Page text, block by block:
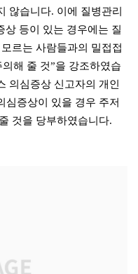
않습니다. 이에 질병관리
상 등이 있는 경우에는 질
르는 사람들과의 밀접접
해 줄 것”을 강조하였습
의심증상 신고자의 개인
심증상이 있을 경우 주저
것을 당부하였습니다.